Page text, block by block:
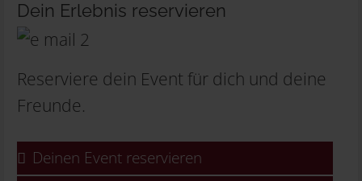
Dein Erlebnis reservieren
Reserviere dein Event für dich und deine
Freunde.
Deinen Event reservieren